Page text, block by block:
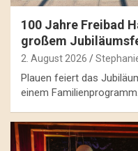
100 Jahre Freibad
großem
2. August 2026
Plauen feiert das
einem Familienprogramm.